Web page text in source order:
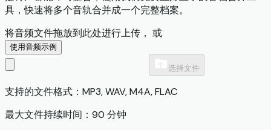
具，快速将多个音轨合并成一个完整档案。
将音频文件拖放到此处进行上传， 或
使用音频示例
选择文件
支持的文件格式：MP3, WAV, M4A, FLAC
最大文件持续时间：90 分钟